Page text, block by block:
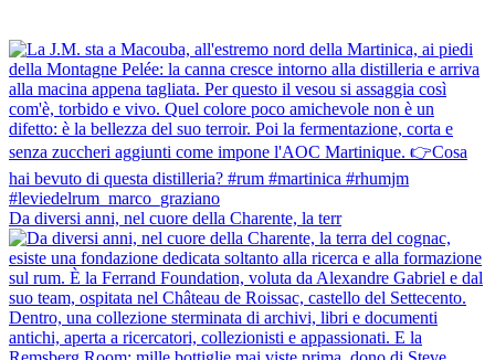
Da diversi anni, nel cuore della Charente, la terr